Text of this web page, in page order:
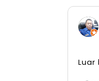
yang
Tipe